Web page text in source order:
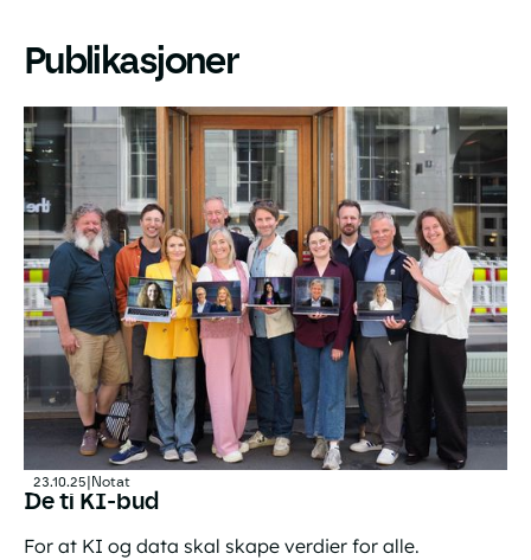
Publikasjoner
23.10.25|Notat
De ti KI-bud
For at KI og data skal skape verdier for alle.